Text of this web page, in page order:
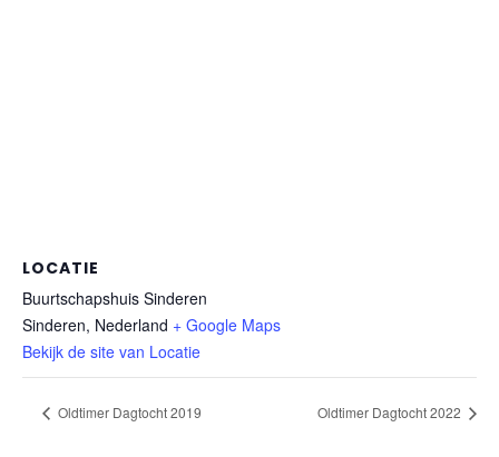
LOCATIE
Buurtschapshuis Sinderen
Sinderen, Nederland + Google Maps
Bekijk de site van Locatie
Oldtimer Dagtocht 2019 Oldtimer Dagtocht 2022